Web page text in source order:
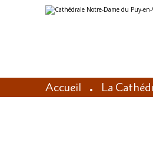
Aller
au
Outils
personnels
Accueil La